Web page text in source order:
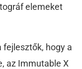
elemeket
hogy a
az Immutable X